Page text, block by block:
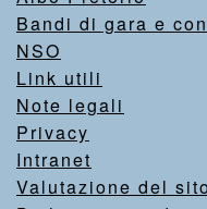
Bandi di gara e
NSO
Link utili
Note legali
Privacy
Intranet
Valutazione del